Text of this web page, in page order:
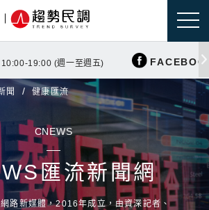
10:00-19:00 (週一至週五)
聞 健康匯流
CNEWS
匯流新聞網
路新媒體，2016年成立，由資深記者、